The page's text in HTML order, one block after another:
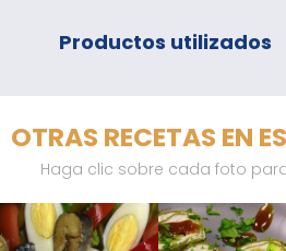
Productos utilizados
OTRAS RECETAS EN
Haga clic sobre cada foto